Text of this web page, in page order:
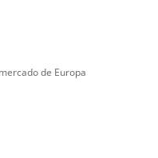
de Europa